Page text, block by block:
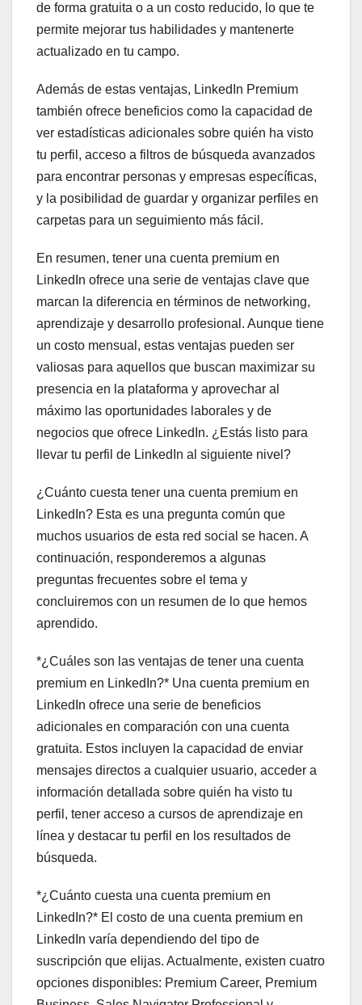
de forma gratuita o a un costo reducido, lo que te
permite mejorar tus habilidades y mantenerte
actualizado en tu campo.
Además de estas ventajas, LinkedIn Premium
también ofrece beneficios como la capacidad de
ver estadísticas adicionales sobre quién ha visto
tu perfil, acceso a filtros de búsqueda avanzados
para encontrar personas y empresas específicas,
y la posibilidad de guardar y organizar perfiles en
carpetas para un seguimiento más fácil.
En resumen, tener una cuenta premium en
LinkedIn ofrece una serie de ventajas clave que
marcan la diferencia en términos de networking,
aprendizaje y desarrollo profesional. Aunque tiene
un costo mensual, estas ventajas pueden ser
valiosas para aquellos que buscan maximizar su
presencia en la plataforma y aprovechar al
máximo las oportunidades laborales y de
negocios que ofrece LinkedIn. ¿Estás listo para
llevar tu perfil de LinkedIn al siguiente nivel?
¿Cuánto cuesta tener una cuenta premium en
LinkedIn? Esta es una pregunta común que
muchos usuarios de esta red social se hacen. A
continuación, responderemos a algunas
preguntas frecuentes sobre el tema y
concluiremos con un resumen de lo que hemos
aprendido.
*¿Cuáles son las ventajas de tener una cuenta
premium en LinkedIn?* Una cuenta premium en
LinkedIn ofrece una serie de beneficios
adicionales en comparación con una cuenta
gratuita. Estos incluyen la capacidad de enviar
mensajes directos a cualquier usuario, acceder a
información detallada sobre quién ha visto tu
perfil, tener acceso a cursos de aprendizaje en
línea y destacar tu perfil en los resultados de
búsqueda.
*¿Cuánto cuesta una cuenta premium en
LinkedIn?* El costo de una cuenta premium en
LinkedIn varía dependiendo del tipo de
suscripción que elijas. Actualmente, existen cuatro
opciones disponibles: Premium Career, Premium